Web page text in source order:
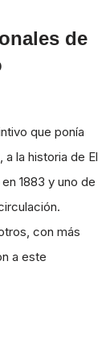
de
que ponía
la historia de El
1883 y uno de
con más
a este